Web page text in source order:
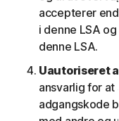
accepterer
i denne LSA
denne LSA.
Uautoriseret
ansvarlig for at
adgangskode